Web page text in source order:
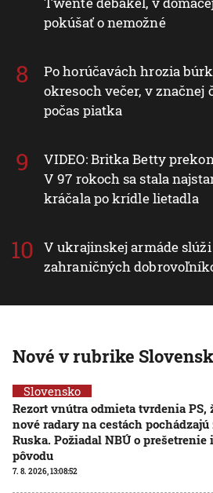
pokúšať o nemožné
Po horúčavách hrozia
okresoch večer, v značnej
počas piatka
VIDEO: Britka Betty
V 97 rokoch sa stala
kráčala po krídle lietadla
V ukrajinskej armáde
zahraničných
Nové v rubrike
Slovensko
Rezort vnútra odmieta tvrdenia PS,
nové radary na cestách pochádzajú
Ruska. Požiadal NBÚ o prešetrenie
pôvodu
7. 8. 2026, 13:08:52